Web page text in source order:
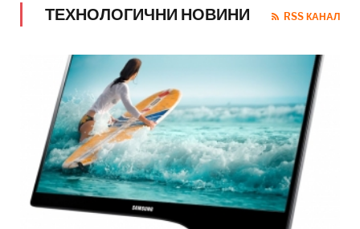
ТЕХНОЛОГИЧНИ НОВИНИ RSS КАНАЛ